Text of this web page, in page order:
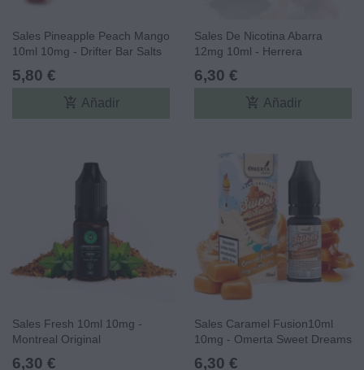
Sales Pineapple Peach Mango
10ml 10mg - Drifter Bar Salts
5,80 €
add_shopping_cart Añadir
Sales De Nicotina Abarra
12mg 10ml - Herrera
6,30 €
add_shopping_cart Añadir
Sales Fresh 10ml 10mg -
Montreal Original
6,30 €
Sales Caramel Fusion10ml
10mg - Omerta Sweet Dreams
6,30 €